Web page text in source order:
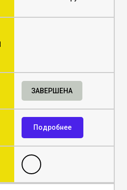
ЗАВЕРШЕНА
Подробнее